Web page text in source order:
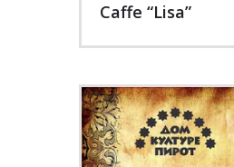
Caffe “Lisa”